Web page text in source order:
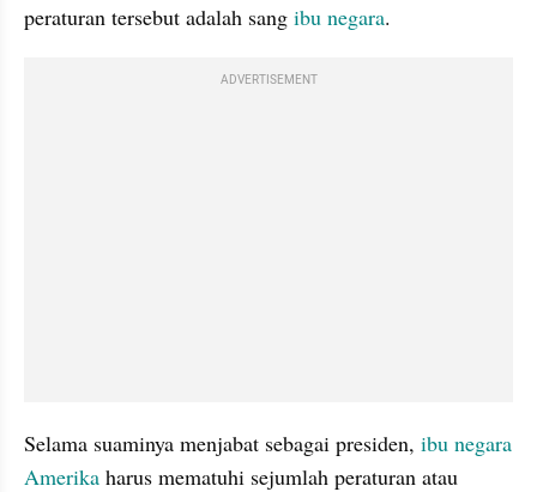
peraturan tersebut adalah sang ibu negara.
ADVERTISEMENT
Selama suaminya menjabat sebagai presiden, ibu negara
Amerika harus mematuhi sejumlah peraturan atau